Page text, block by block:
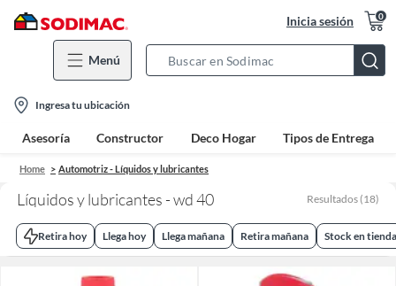
Inicia sesión 0
Menú
Bar
location-
icon
Ingresa tu ubicación
Asesoría Constructor Deco Hogar Tipos de Entrega
Home Automotriz - Líquidos y lubricantes
Líquidos y lubricantes - wd 40 Resultados (18)
Retira hoy Llega hoy Llega mañana Retira mañana Stock en tienda